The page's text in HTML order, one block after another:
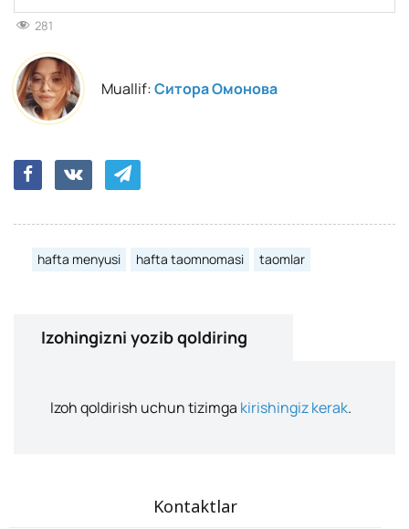
281
Muallif:Ситора Омонова
hafta menyusi hafta taomnomasi taomlar
Izohingizni yozib qoldiring
Izoh qoldirish uchun tizimga kirishingiz kerak.
Kontaktlar